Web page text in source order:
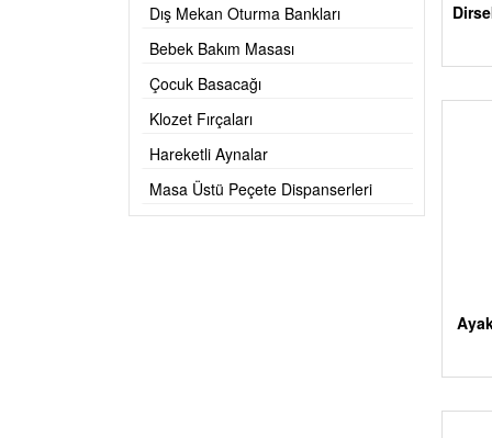
Dış Mekan Oturma Bankları
Bebek Bakım Masası
Çocuk Basacağı
Klozet Fırçaları
Hareketli Aynalar
Masa Üstü Peçete Dispanserleri